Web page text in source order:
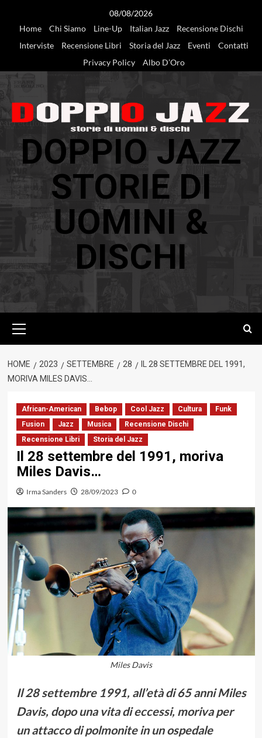
08/08/2026
Home
Chi Siamo Line-Up Italian Jazz
Recensione Dischi
Interviste
Recensione Libri Storia del Jazz Eventi
Contatti
Privacy Policy
Albo D’Oro
DOPPIO JAZZ
STORIE DI
UOMINI &
DISCHI
principale
HOME 2023 SETTEMBRE 28
IL 28 SETTEMBRE DEL 1991,
MORIVA MILES DAVIS…
African-American Bebop Cool Jazz Cultura
Funk
Fusion
Jazz Musica
Recensione Dischi
Recensione Libri
Storia del Jazz
Il 28 settembre del 1991, moriva
Miles Davis…
Irma Sanders 28/09/2023 0
Miles Davis
Il 28 settembre 1991, all’età di 65 anni Miles
Davis, dopo una vita di eccessi, moriva per
un attacco di polmonite in un ospedale